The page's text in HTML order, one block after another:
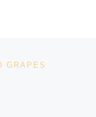
GRAPES